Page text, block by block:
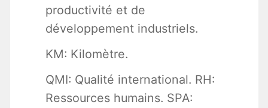
productivité et de
développement industriels.
KM: Kilomètre.
QMI: Qualité international. RH:
Ressources humains. SPA: